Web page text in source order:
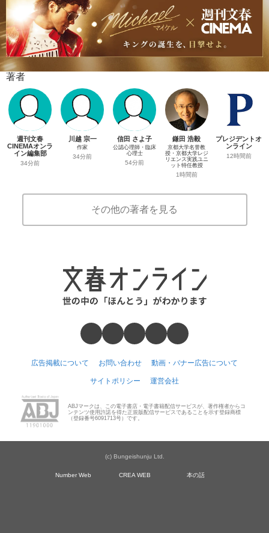
著者
週刊文春
CINEMAオンラ
イン編集部
34分前
川越 宗一
作家
34分前
信田 さよ子
公認心理師・臨床
心理士
54分前
鎌田 浩毅
京都大学名誉教
授・京都大学レジ
リエンス実践ユニ
ット特任教授
1時間前
プレジデントオ
ンライン
12時間前
その他の著者を見る
広告掲載について お問い合わせ 動画・バナー広告について
サイトポリシー 運営会社
ABJマークは、この電子書店・電子書籍配信サービスが、著作権者からコ
ンテンツ使用許諾を得た正規版配信サービスであることを示す登録商標
（登録番号6091713号）です。
(c) Bungeishunju Ltd.
Number Web CREA WEB 本の話